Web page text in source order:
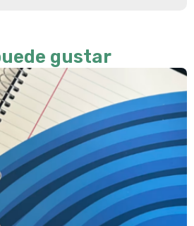
gustar